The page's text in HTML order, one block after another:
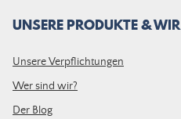
UNSERE PRODUKTE & WIR
Unsere Verpflichtungen
Wer sind wir?
Der Blog